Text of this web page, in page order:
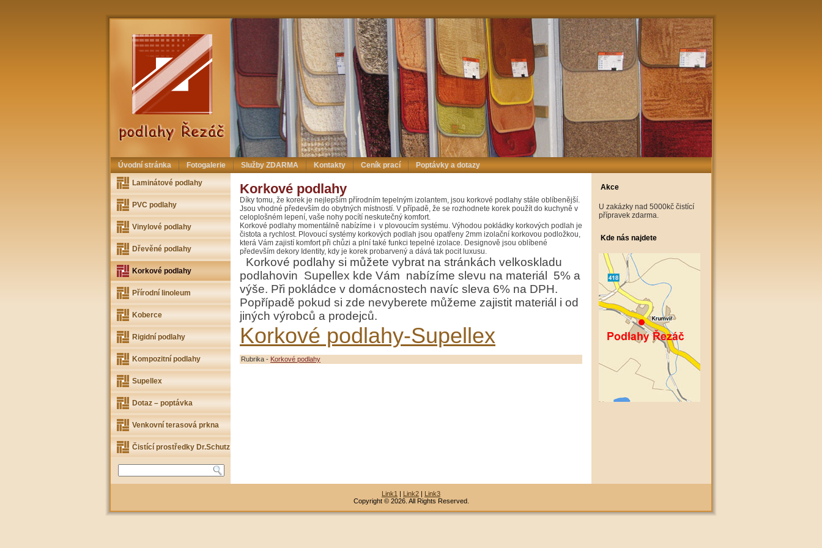
Úvodní stránka Fotogalerie Služby ZDARMA Kontakty Ceník prací Poptávky a dotazy
Laminátové podlahy
PVC podlahy
Vinylové podlahy
Dřevěné podlahy
Korkové podlahy
Přírodní linoleum
Koberce
Rigidní podlahy
Kompozitní podlahy
Supellex
Dotaz – poptávka
Venkovní terasová prkna
Čistící prostředky Dr.Schutz
Korkové podlahy
Díky tomu, že korek je nejlepším přírodním tepelným izolantem, jsou korkové podlahy stále oblíbenější.
Jsou vhodné především do obytných místností. V případě, že se rozhodnete korek použít do kuchyně v
celoplošném lepení, vaše nohy pocítí neskutečný komfort.
Korkové podlahy momentálně nabízíme i v plovoucím systému. Výhodou pokládky korkových podlah je
čistota a rychlost. Plovoucí systémy korkových podlah jsou opatřeny 2mm izolační korkovou podložkou,
která Vám zajistí komfort při chůzi a plní také funkci tepelné izolace. Designově jsou oblíbené
především dekory Identity, kdy je korek probarvený a dává tak pocit luxusu.
Korkové podlahy si můžete vybrat na stránkách velkoskladu
podlahovin Supellex kde Vám nabízíme slevu na materiál 5% a
výše. Při pokládce v domácnostech navíc sleva 6% na DPH.
Popřípadě pokud si zde nevyberete můžeme zajistit materiál i od
jiných výrobců a prodejců.
Korkové podlahy-Supellex
Rubrika - Korkové podlahy
Akce
U zakázky nad 5000kč čistící
přípravek zdarma.
Kde nás najdete
Link1 | Link2 | Link3
Copyright © 2026. All Rights Reserved.